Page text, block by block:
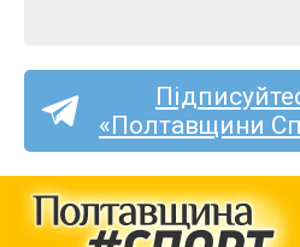
«Полтавщини